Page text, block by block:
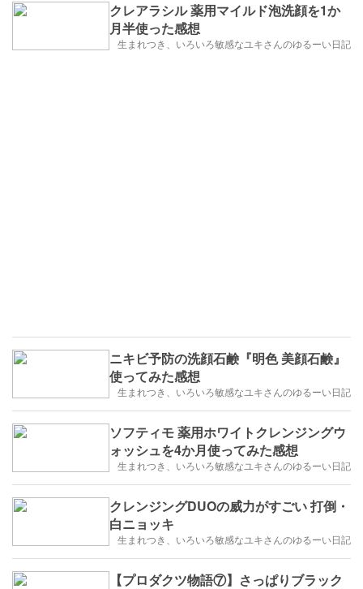
クレアラシル 薬用マイルド泡洗顔を1か
月半使った感想
生まれつき、いろいろ敏感なユキさんのゆるーい日記
ニキビ予防の洗顔石鹸『明色 美顔石鹸』
使ってみた感想
生まれつき、いろいろ敏感なユキさんのゆるーい日記
ソフティモ 薬用ホワイトクレンジングウ
ォッシュを4か月使ってみた感想
生まれつき、いろいろ敏感なユキさんのゆるーい日記
クレンジングDUOの威力がすごい 打倒・
白ニョッキ
生まれつき、いろいろ敏感なユキさんのゆるーい日記
【プロダクツ物語⑦】さっぱりブラック